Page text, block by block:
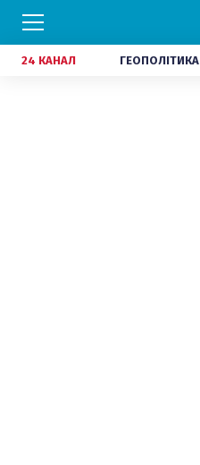
24 КАНАЛ ГЕОПОЛІТИКА